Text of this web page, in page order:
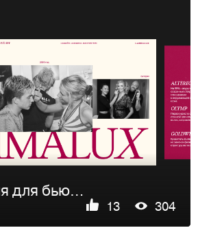
Презентация для бьюти-компании
13 304